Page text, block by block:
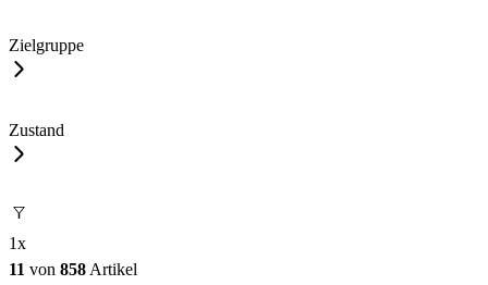
Zielgruppe
Zustand
1x
11 von 858Artikel